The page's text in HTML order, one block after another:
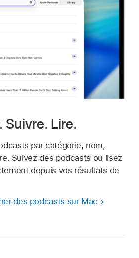
Suivre. Lire.
par catégorie, nom,
Suivez des podcasts ou lisez
depuis vos résultats de
des podcasts sur Mac